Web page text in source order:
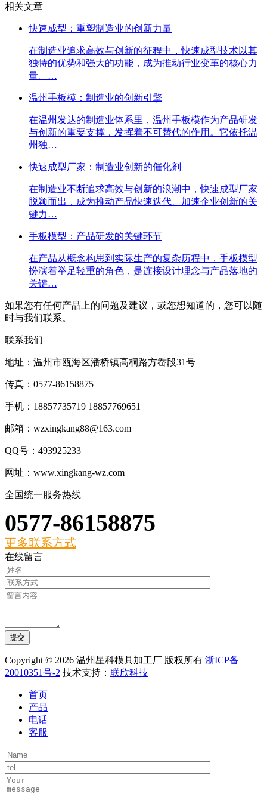
相关文章
快速成型：重塑制造业的创新力量
在制造业追求高效与创新的征程中，快速成型技术以其
独特的优势和强大的功能，成为推动行业变革的核心力
量。…
温州手板模：制造业的创新引擎
在温州发达的制造业体系里，温州手板模作为产品研发
与创新的重要支撑，发挥着不可替代的作用。它依托温
州独…
快速成型厂家：制造业创新的催化剂
在制造业不断追求高效与创新的浪潮中，快速成型厂家
脱颖而出，成为推动产品快速迭代、加速企业创新的关
键力…
手板模型：产品研发的关键环节
在产品从概念构思到实际生产的复杂历程中，手板模型
扮演着举足轻重的角色，是连接设计理念与产品落地的
关键…
如果您有任何产品上的问题及建议，或您想知道的，您可以随
时与我们联系。
联系我们
地址：温州市瓯海区潘桥镇高桐路方岙段31号
传真：0577-86158875
手机：18857735719 18857769651
邮箱：wzxingkang88@163.com
QQ号：493925233
网址：www.xingkang-wz.com
全国统一服务热线
0577-86158875
更多联系方式
在线留言
Copyright © 2026 温州星科模具加工厂 版权所有 浙ICP备
20010351号-2 技术支持： 联欣科技
首页
产品
电话
客服